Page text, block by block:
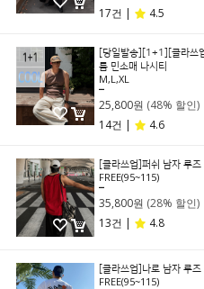
17건 |
4.5
[당일발송][1+1][클라쓰
름 민소매 나시티
M,L,XL
25,800원 (48% 할인)
14건 |
4.6
[클라쓰업]퍼쉬 남자 루
FREE(95~115)
35,800원 (28% 할인)
13건 |
4.8
[클라쓰업]나로 남자 루
FREE(95~115)